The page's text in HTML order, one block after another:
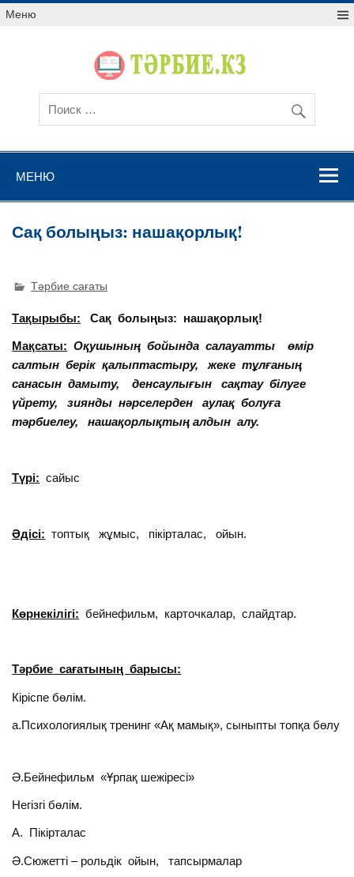
Меню
МЕНЮ
Сақ болыңыз: нашақорлық!
Тәрбие сағаты
Тақырыбы: Сақ болыңыз: нашақорлық!
Мақсаты: Оқушының бойында салауатты өмір
салтын берік қалыптастыру, жеке тұлғаның
санасын дамыту, денсаулығын сақтау білуге
үйрету, зиянды нәрселерден аулақ болуға
тәрбиелеу, нашақорлықтың алдын алу.
Түрі: сайыс
Әдісі: топтық жұмыс, пікірталас, ойын.
Көрнекілігі: бейнефильм, карточкалар, слайдтар.
Тәрбие сағатының барысы:
Кіріспе бөлім.
а.Психологиялық тренинг «Ақ мамық», сыныпты топқа бөлу
Ә.Бейнефильм «Ұрпақ шежіресі»
Негізгі бөлім.
А. Пікірталас
Ә.Сюжетті – рольдік ойын, тапсырмалар